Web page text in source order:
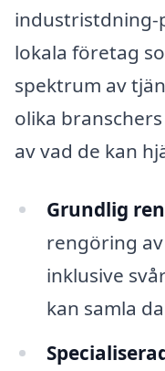
industristdning-
lokala företag
spektrum av
olika
av vad de kan
Grundlig
rengöring
inklusive
kan samla